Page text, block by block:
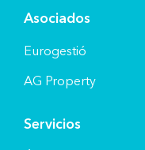
Asociados
Eurogestió
AG Property
Servicios